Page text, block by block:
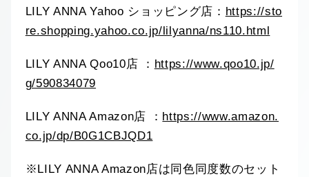
LILY ANNA Yahoo ショッピング店： https://sto
re.shopping.yahoo.co.jp/lilyanna/ns110.html
LILY ANNA Qoo10店 ： https://www.qoo10.jp/
g/590834079
LILY ANNA Amazon店 ： https://www.amazon.
co.jp/dp/B0G1CBJQD1
※LILY ANNA Amazon店は同色同度数のセット